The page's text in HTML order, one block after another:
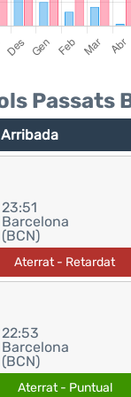
Passats
Arribada
23:51
Barcelona
(BCN)
Aterrat - Retardat
22:53
Barcelona
(BCN)
Aterrat - Puntual